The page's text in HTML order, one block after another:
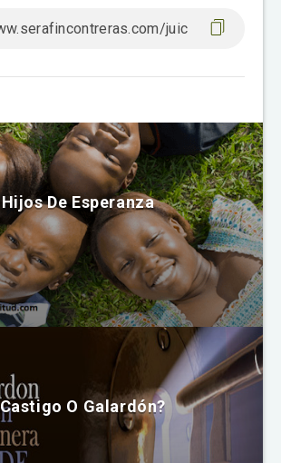
Hijos De Esperanza
O Galardón?